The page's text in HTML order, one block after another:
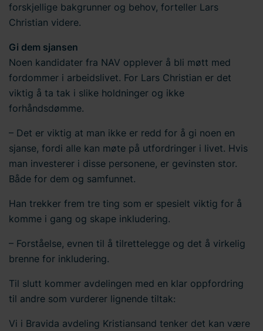
forskjellige bakgrunner og behov, forteller Lars
Christian videre.
Gi dem sjansen
Noen kandidater fra NAV opplever å bli møtt med
fordommer i arbeidslivet. For Lars Christian er det
viktig å ta tak i slike holdninger og ikke
forhåndsdømme.
– Det er viktig at man ikke er redd for å gi noen en
sjanse, fordi alle kan møte på utfordringer i livet. Hvis
man investerer i disse personene, er gevinsten stor.
Både for dem og samfunnet.
Han trekker frem tre ting som er spesielt viktig for å
komme i gang og skape inkludering.
– Forståelse, evnen til å tilrettelegge og det å virkelig
brenne for inkludering.
Til slutt kommer avdelingen med en klar oppfordring
til andre som vurderer lignende tiltak:
Vi i Bravida avdeling Kristiansand tenker det kan være